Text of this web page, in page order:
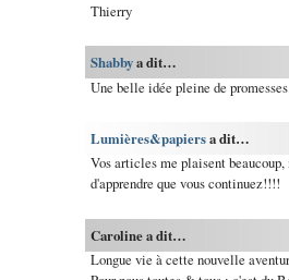
Thierry
Shabbya dit…
Une belle idée pleine de
Lumières&papiersa dit…
Vos articles me plaisent
d'apprendre que vous continuez!!!!
Caroline a dit…
Longue vie à cette nouvelle